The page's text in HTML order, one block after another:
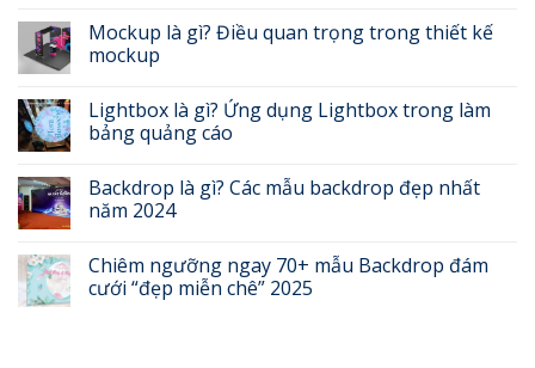
Mockup là gì? Điều quan trọng trong thiết kế
mockup
Lightbox là gì? Ứng dụng Lightbox trong làm
bảng quảng cáo
Backdrop là gì? Các mẫu backdrop đẹp nhất
năm 2024
Chiêm ngưỡng ngay 70+ mẫu Backdrop đám
cưới “đẹp miễn chê” 2025